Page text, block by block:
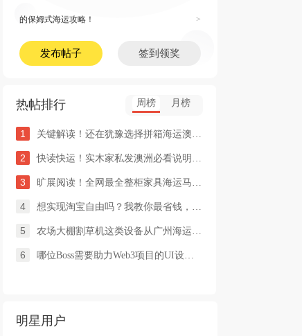
的保姆式海运攻略！ >
发布帖子 签到领奖
热帖排行 周榜 月榜
1 关键解读！还在犹豫选择拼箱海运澳洲or整柜海运悉尼墨尔本的朋友
2 快读快运！实木家私发澳洲必看说明这类家具熏蒸杀毒再可海运布里
3 旷展阅读！全网最全整柜家具海运马来西亚怡保的保姆式海运攻略！
4 想实现淘宝自由吗？我教你最省钱，最方便的方法
5 农场大棚割草机这类设备从广州海运到澳洲堪培拉过海关需要提供什
6 哪位Boss需要助力Web3项目的UI设计，或qian
明星用户